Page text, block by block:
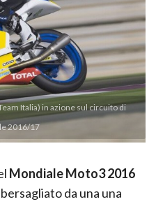
Italia) in azione sul circuito di
2016/17
Mondiale Moto3 2016
bersagliato da una una